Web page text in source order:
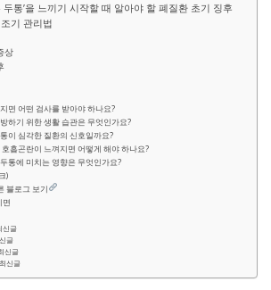
두통’을 느끼기 시작할 때 알아야 할 폐질환 초기 징후
기 관리법
상
면 어떤 검사를 받아야 하나요?
하기 위한 생활 습관은 무엇인가요?
이 심각한 질환의 신호일까요?
호흡곤란이 느껴지면 어떻게 해야 하나요?
통에 미치는 영향은 무엇인가요?
)
블로그 보기
면
신글
글
신글
신글